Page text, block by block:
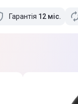
Гарантія 12 міс.